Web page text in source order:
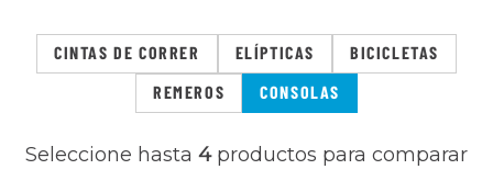
CINTAS DE CORRER ELÍPTICAS
BICICLETAS
REMEROS
CONSOLAS
Seleccione hasta 4productos para comparar